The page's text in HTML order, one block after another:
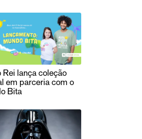
Rei lança coleção
em parceria com o
Bita